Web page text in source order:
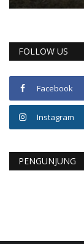
FOLLOW US
Facebook
Instagram
PENGUNJUNG